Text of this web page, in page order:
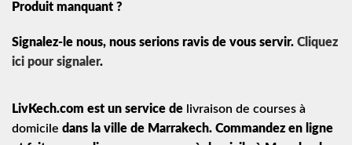
Produit manquant ?
Signalez-le nous, nous serions ravis de vous servir. Cliquez
ici pour signaler.
LivKech.com est un service de livraison de courses à
domicile dans la ville de Marrakech. Commandez en ligne